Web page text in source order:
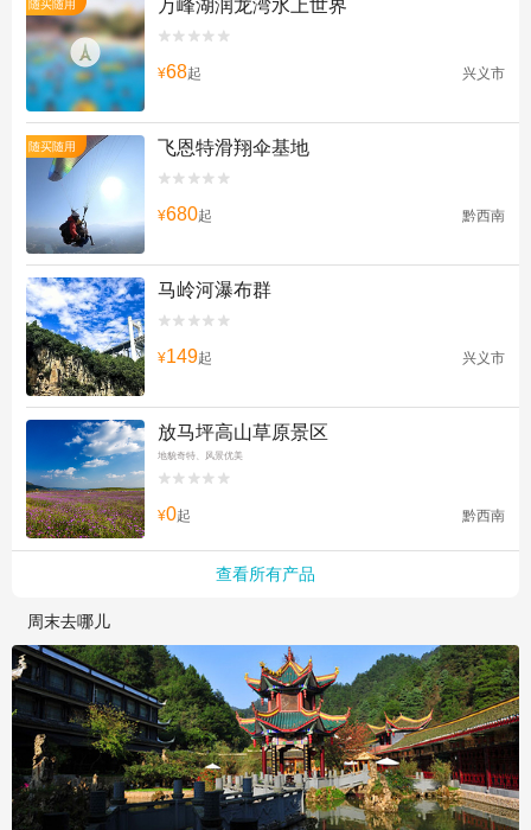
随买随用 万峰湖润龙湾水上世界


¥68起 兴义市
随买随用 飞恩特滑翔伞基地


¥680起 黔西南
马岭河瀑布群


¥149起 兴义市
放马坪高山草原景区
地貌奇特、风景优美


¥0起 黔西南
查看所有产品
周末去哪儿